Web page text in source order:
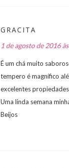
GRACITA
1 de agosto de 2016
É um chá muito
tempero é magnífico
excelentes
Uma linda semana
Beijos